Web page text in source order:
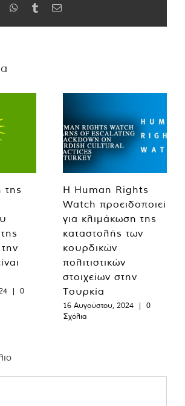
WhatsApp
TumblrEmail
της
|
0
Η Human Rights
Watch προειδοποιεί
για κλιμάκωση της
καταστολής των
κουρδικών
πολιτιστικών
στοιχείων στην
Τουρκία
16 Αυγούστου, 2024 |
0
Σχόλια